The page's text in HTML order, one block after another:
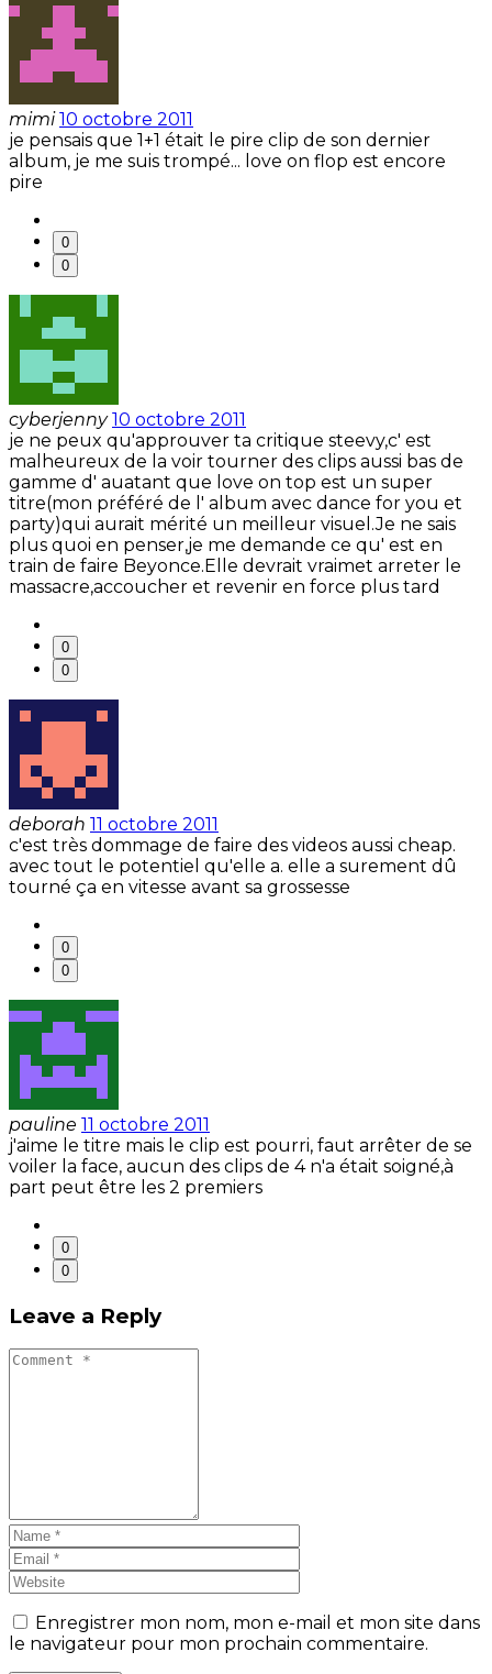
mimi 10 octobre 2011
je pensais que 1+1 était le pire clip de son dernier
album, je me suis trompé... love on flop est encore
pire
0
0
cyberjenny 10 octobre 2011
je ne peux qu'approuver ta critique steevy,c' est
malheureux de la voir tourner des clips aussi bas de
gamme d' auatant que love on top est un super
titre(mon préféré de l' album avec dance for you et
party)qui aurait mérité un meilleur visuel.Je ne sais
plus quoi en penser,je me demande ce qu' est en
train de faire Beyonce.Elle devrait vraimet arreter le
massacre,accoucher et revenir en force plus tard
0
0
deborah 11 octobre 2011
c'est très dommage de faire des videos aussi cheap.
avec tout le potentiel qu'elle a. elle a surement dû
tourné ça en vitesse avant sa grossesse
0
0
pauline 11 octobre 2011
j'aime le titre mais le clip est pourri, faut arrêter de se
voiler la face, aucun des clips de 4 n'a était soigné,à
part peut être les 2 premiers
0
0
Leave a Reply
Enregistrer mon nom, mon e-mail et mon site dans
le navigateur pour mon prochain commentaire.